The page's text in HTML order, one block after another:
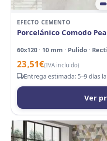
EFECTO CEMENTO
Porcelánico Comodo
60x120 · 10 mm · Pulido ·
23,51€(IVA incluido)
Entrega estimada: 5–9 días
Ver